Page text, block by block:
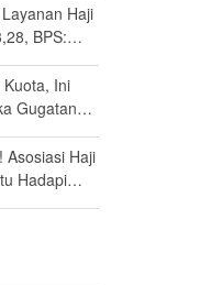
Haji
BPS:
Ini
Gugatan
Asosiasi Haji
Hadapi